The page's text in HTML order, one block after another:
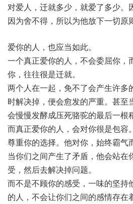
对爱人，迁就多少，就爱了多少。
因为舍不得，所以为他放下一切原
爱你的人，也应当如此。
一个真正爱你的人，不会委屈你，
你，往往很是迁就。
两个人在一起，免不了会产生许多
时解决掉，便会愈发的严重。甚至
会慢慢发酵成压死骆驼的最后一根
而真正爱你的人，会对你很是包容
尊重你的选择。他对你，始终霸气
当你们之间产生了矛盾，他会站在
受，然后去解决掉问题。
而不是不顾你的感受，一味的坚持
的人，不会让你们之间的感情存在